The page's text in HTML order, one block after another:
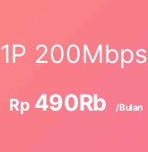
1P 200Mbps
Rp 490Rb /Bulan